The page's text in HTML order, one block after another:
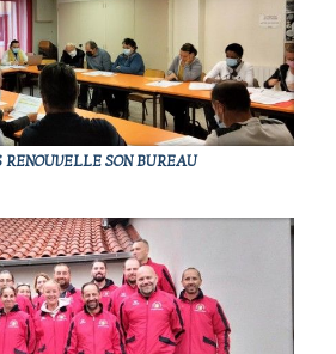
SON BUREAU